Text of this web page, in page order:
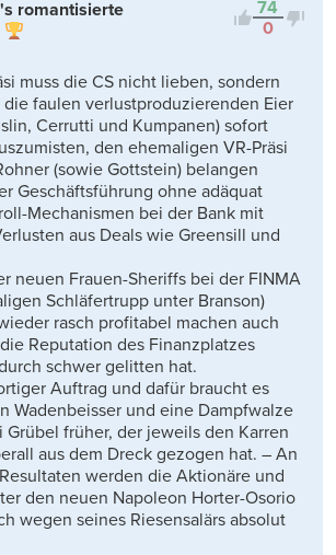
74
0
romantisierte
muss die CS nicht lieben, sondern
faulen verlustproduzierenden Eier
Cerrutti und Kumpanen) sofort
den ehemaligen VR-Präsi
(sowie Gottstein) belangen
Geschäftsführung ohne adäquat
Mechanismen bei der Bank mit
aus Deals wie Greensill und
neuen Frauen-Sheriffs bei der FINMA
Schläfertrupp unter Branson)
rasch profitabel machen auch
Reputation des Finanzplatzes
schwer gelitten hat.
Auftrag und dafür braucht es
Wadenbeisser und eine Dampfwalze
Grübel früher, der jeweils den Karren
aus dem Dreck gezogen hat. – An
werden die Aktionäre und
den neuen Napoleon Horter-Osorio
wegen seines Riesensalärs absolut